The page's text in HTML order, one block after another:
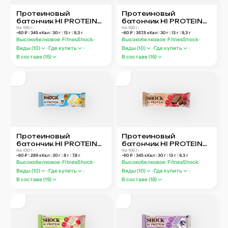
Протеиновый
батончик HI PROTEIN
FitnesShock «Лимон-
чиа»
На 100 г:
~60 ₽| 345 кКал| 30 г| 13 г| 9,3 г
Высокобелковое FitnesShock
Виды (10)
Где купить
В составе (15)
Протеиновый
батончик HI PROTEIN
FitnesShock «Пекан-
тарт»
На 100 г:
~60 ₽ | 357,5 кКал | 30 г | 13 г | 9,3 г
Высокобелковое FitnesShock
Виды (10)
Где купить
В составе (16)
Протеиновый
батончик HI PROTEIN
FitnesShock «Пина
Колада»
На 100 г:
~60 ₽| 289 кКал| 30 г| 8 г| 7,8 г
Высокобелковое FitnesShock
Виды (10)
Где купить
В составе (19)
Протеиновый
батончик HI PROTEIN
FitnesShock «Пряная
малина»
На 100 г:
~60 ₽ | 345 кКал | 30 г | 13 г | 9,3 г
Высокобелковое FitnesShock
Виды (10)
Где купить
В составе (18)